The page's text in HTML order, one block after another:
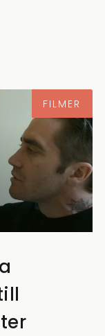
FILMER